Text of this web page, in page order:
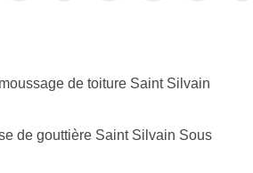
de toiture Saint Silvain
de gouttière Saint Silvain Sous